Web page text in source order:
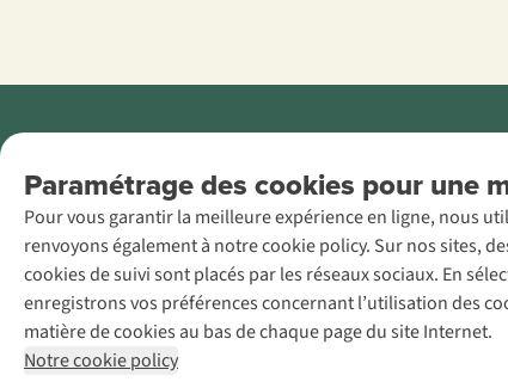
Paramétrage des cookies pour une
Pour vous garantir la meilleure expérience en ligne, nous
renvoyons également à notre cookie policy. Sur nos sites,
cookies de suivi sont placés par les réseaux sociaux. En
enregistrons vos préférences concernant l’utilisation des
matière de cookies au bas de chaque page du site Internet.
Notre cookie policy
AS Adventure
France SAS,
Rue du Vieux
Faubourg 14, F-
59000 Lille
+32 (0)3 828
30 15